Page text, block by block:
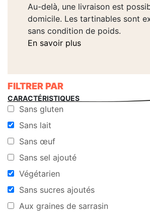
Au-delà, une livraison est
domicile. Les tartinables sont
sans condition de poids.
En savoir plus
FILTRER PAR
CARACTÉRISTIQUES
Sans gluten
Sans lait
Sans œuf
Sans sel ajouté
Végétarien
Sans sucres ajoutés
Aux graines de sarrasin